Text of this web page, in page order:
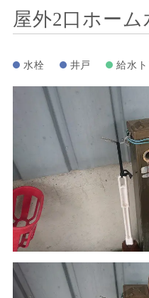
屋外2口ホーム
水栓 井戸 給水